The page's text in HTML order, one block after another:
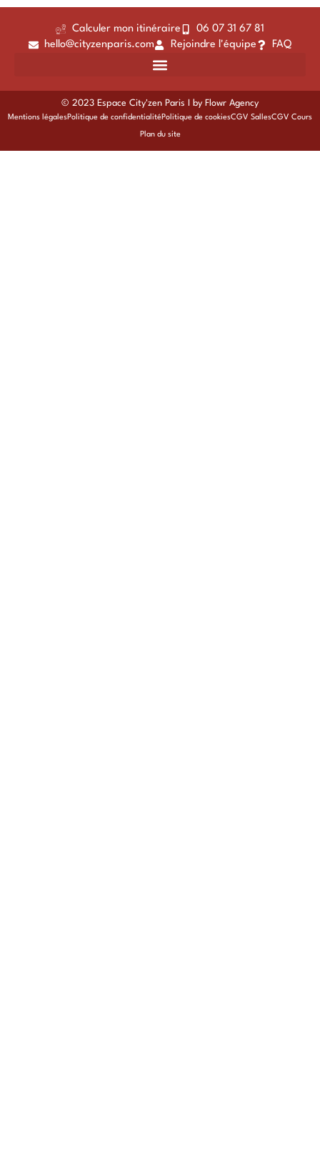
Calculer mon itinéraire
06 07 31 67 81
hello@cityzenparis.com
Rejoindre l'équipe FAQ
© 2023 Espace City'zen Paris I by Flowr Agency
Mentions légalesPolitique de confidentialitéPolitique de cookiesCGV SallesCGV Cours
Plan du site